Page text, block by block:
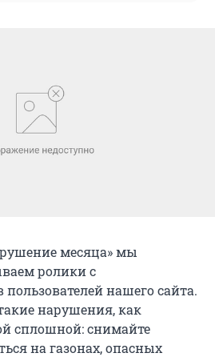
месяца» мы
ролики с
пользователей нашего сайта.
нарушения, как
сплошной: снимайте
на газонах, опасных